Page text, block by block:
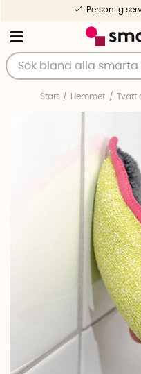
Personlig
Start Hemmet Tvätt